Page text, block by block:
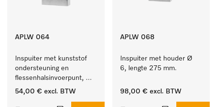
APLW 064
Inspuiter met kunststof
ondersteuning en
flessenhalsinvoerpunt,
ster, Ø 6, lengte 225 mm.
54,00 € excl. BTW
APLW 068
Inspuiter met houder Ø
6, lengte 275 mm.
98,00 € excl. BTW